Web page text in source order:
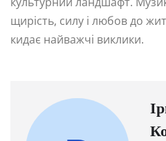
щирість, силу і любов до
кидає найважчі виклики.